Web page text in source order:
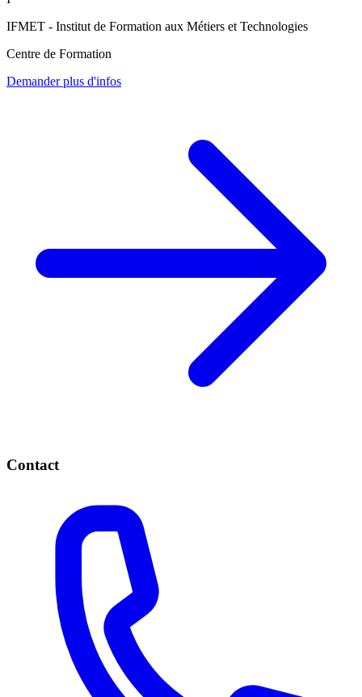
IFMET - Institut de Formation aux Métiers et Technologies
Centre de Formation
Demander plus d'infos
Contact